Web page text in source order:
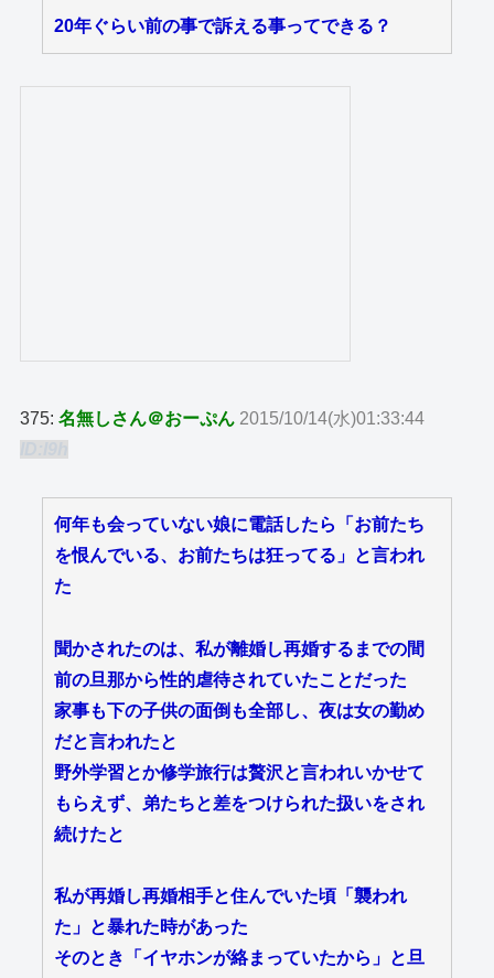
20年ぐらい前の事で訴える事ってできる？
375:名無しさん＠おーぷん 2015/10/14(水)01:33:44
何年も会っていない娘に電話したら「お前たち
を恨んでいる、お前たちは狂ってる」と言われ
た
聞かされたのは、私が離婚し再婚するまでの間
前の旦那から性的虐待されていたことだった
家事も下の子供の面倒も全部し、夜は女の勤め
だと言われたと
野外学習とか修学旅行は贅沢と言われいかせて
もらえず、弟たちと差をつけられた扱いをされ
続けたと
私が再婚し再婚相手と住んでいた頃「襲われ
た」と暴れた時があった
そのとき「イヤホンが絡まっていたから」と旦